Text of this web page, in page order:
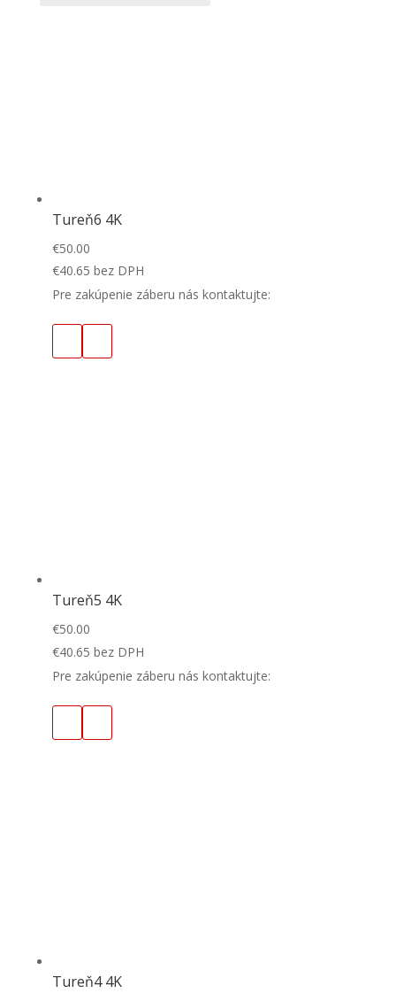
Tureň6 4K
€50.00
€40.65 bez DPH
Pre zakúpenie záberu nás kontaktujte:
Tureň5 4K
€50.00
€40.65 bez DPH
Pre zakúpenie záberu nás kontaktujte:
Tureň4 4K